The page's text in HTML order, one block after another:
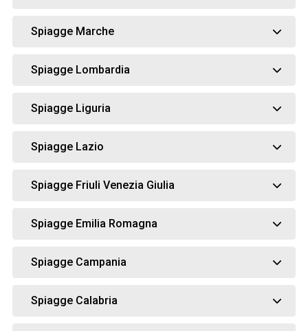
Spiagge Marche
Spiagge Lombardia
Spiagge Liguria
Spiagge Lazio
Spiagge Friuli Venezia Giulia
Spiagge Emilia Romagna
Spiagge Campania
Spiagge Calabria